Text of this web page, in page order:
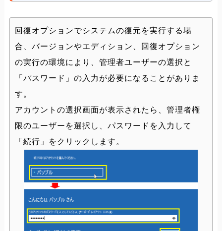
回復オプションでシステムの復元を実行する場
合、バージョンやエディション、回復オプション
の実行の環境により、管理者ユーザーの選択と
「パスワード」の入力が必要になることがありま
す。
アカウントの選択画面が表示されたら、管理者権
限のユーザーを選択し、パスワードを入力して
「続行」をクリックします。